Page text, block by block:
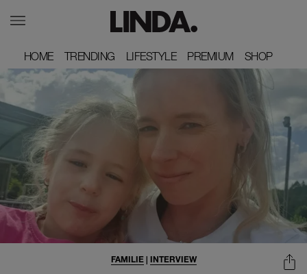
HOME
HOME TRENDING
TRENDING LIFESTYLE
LIFESTYLE PREMIUM
PREMIUM SHOP
SHOP
FAMILIE| INTERVIEW